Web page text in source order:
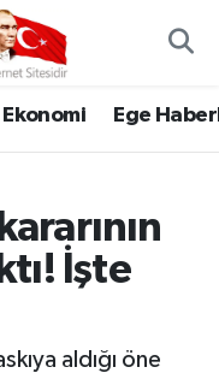
Ekonomi Ege
İşte
aldığı öne